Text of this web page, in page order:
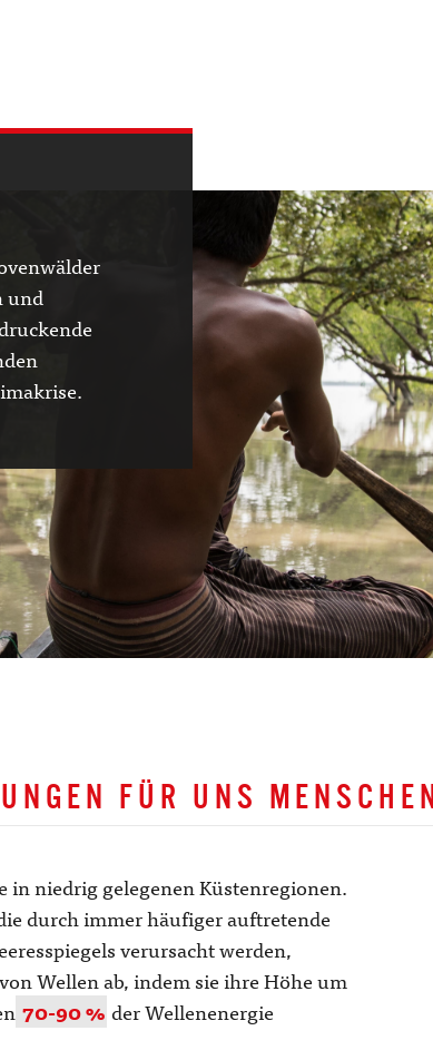
und
FÜR UNS MENSCHEN
in niedrig gelegenen Küstenregionen.
durch immer häufiger auftretende
verursacht werden,
Wellen ab, indem sie ihre Höhe um
70-90 % der Wellenenergie